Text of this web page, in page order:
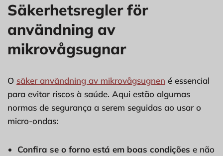
Säkerhetsregler för
användning av
mikrovågsugnar
O säker användning av mikrovågsugnen é essencial
para evitar riscos à saúde. Aqui estão algumas
normas de segurança a serem seguidas ao usar o
micro-ondas:
Confira se o forno está em boas condições e não